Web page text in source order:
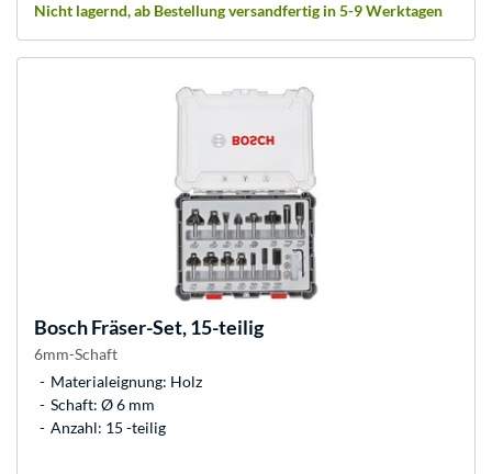
Nicht lagernd, ab Bestellung versandfertig in 5-9 Werktagen
BoschFräser-Set, 15-teilig
6mm-Schaft
Materialeignung: Holz
Schaft: Ø 6 mm
Anzahl: 15 -teilig